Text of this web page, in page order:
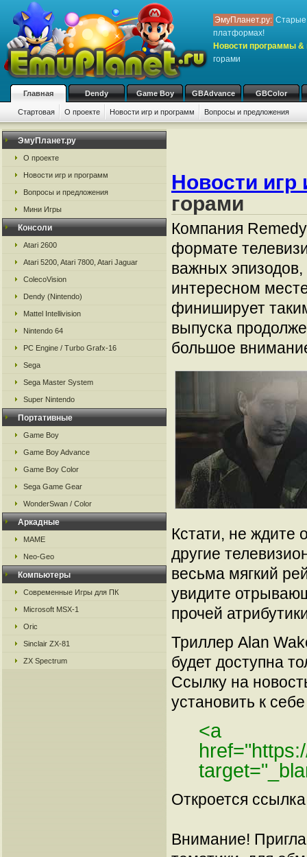
ЭмуПланет.ру: Старые
платформах!
Новости программы &
горами
Главная Dendy Game Boy GBAdvance GBColor
Стартовая О проекте Новости игр и программ Вопросы и предложения
ЭмуПланет.ру
О проекте
Новости игр и программ
Вопросы и предложения
Мини Игры
Консоли
Atari 2600
Atari 5200, Atari 7800, Atari Jaguar
ColecoVision
Dendy (Nintendo)
Mattel Intellivision
Nintendo 64
PC Engine / Turbo Grafx-16
Sega
Sega Master System
Super Nintendo
Портативные
Game Boy
Game Boy Advance
Game Boy Color
Sega Game Gear
WonderSwan / Color
Аркадные
MAME
Neo-Geo
Компьютеры
Современные Игры для ПК
Microsoft MSX-1
Oric
Sinclair ZX-81
ZX Spectrum
Новости игр
горами
Компания
формате
важных
интересном
финиширует
выпуска
большое
Кстати, не ждите
другие
весьма мягкий
увидите
прочей
Триллер Alan
будет доступна
Ссылку на
установить к
<a
Откроется
Внимание!